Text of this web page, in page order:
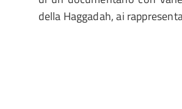
della Haggadah, ai